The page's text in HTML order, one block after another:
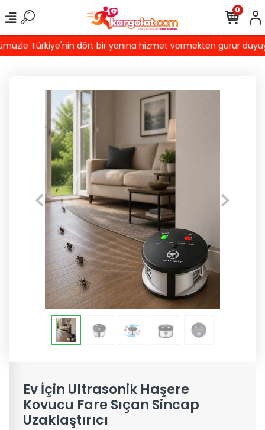
Türkiye'nin dört bir yanına hizmet vermekten gurur
0
Ev İçin Ultrasonik Haşere
Kovucu Fare Sıçan Sincap
Uzaklaştırıcı